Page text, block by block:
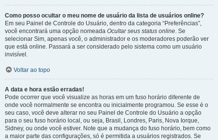
Como posso ocultar o meu nome de usuário da lista de usuários online?
Em seu Painel de Controle do Usuário, dentro da categoria “Preferências”,
você encontrará uma opção nomeada Ocultar seus status online. Se
selecionar Sim, apenas você, o administrador e os moderadores poderão ver
que está online. Passará a ser considerado pelo sistema como um usuário
invisível.
Voltar ao topo
A data e hora estão erradas!
Pode ocorrer que você visualize as horas em um fuso horário diferente de
onde você normalmente se encontra ou inicialmente programou. Se esse é o
seu caso, você deve alterar no seu Painel de Controle do Usuário a opção
para o seu fuso horário local, ou seja, Brasil, Londres, Paris, Nova Iorque,
Sidney, ou onde você estiver. Note que a mudança do fuso horário, bem como
a maior parte das configurações, só é permitida a usuários registrados. Se